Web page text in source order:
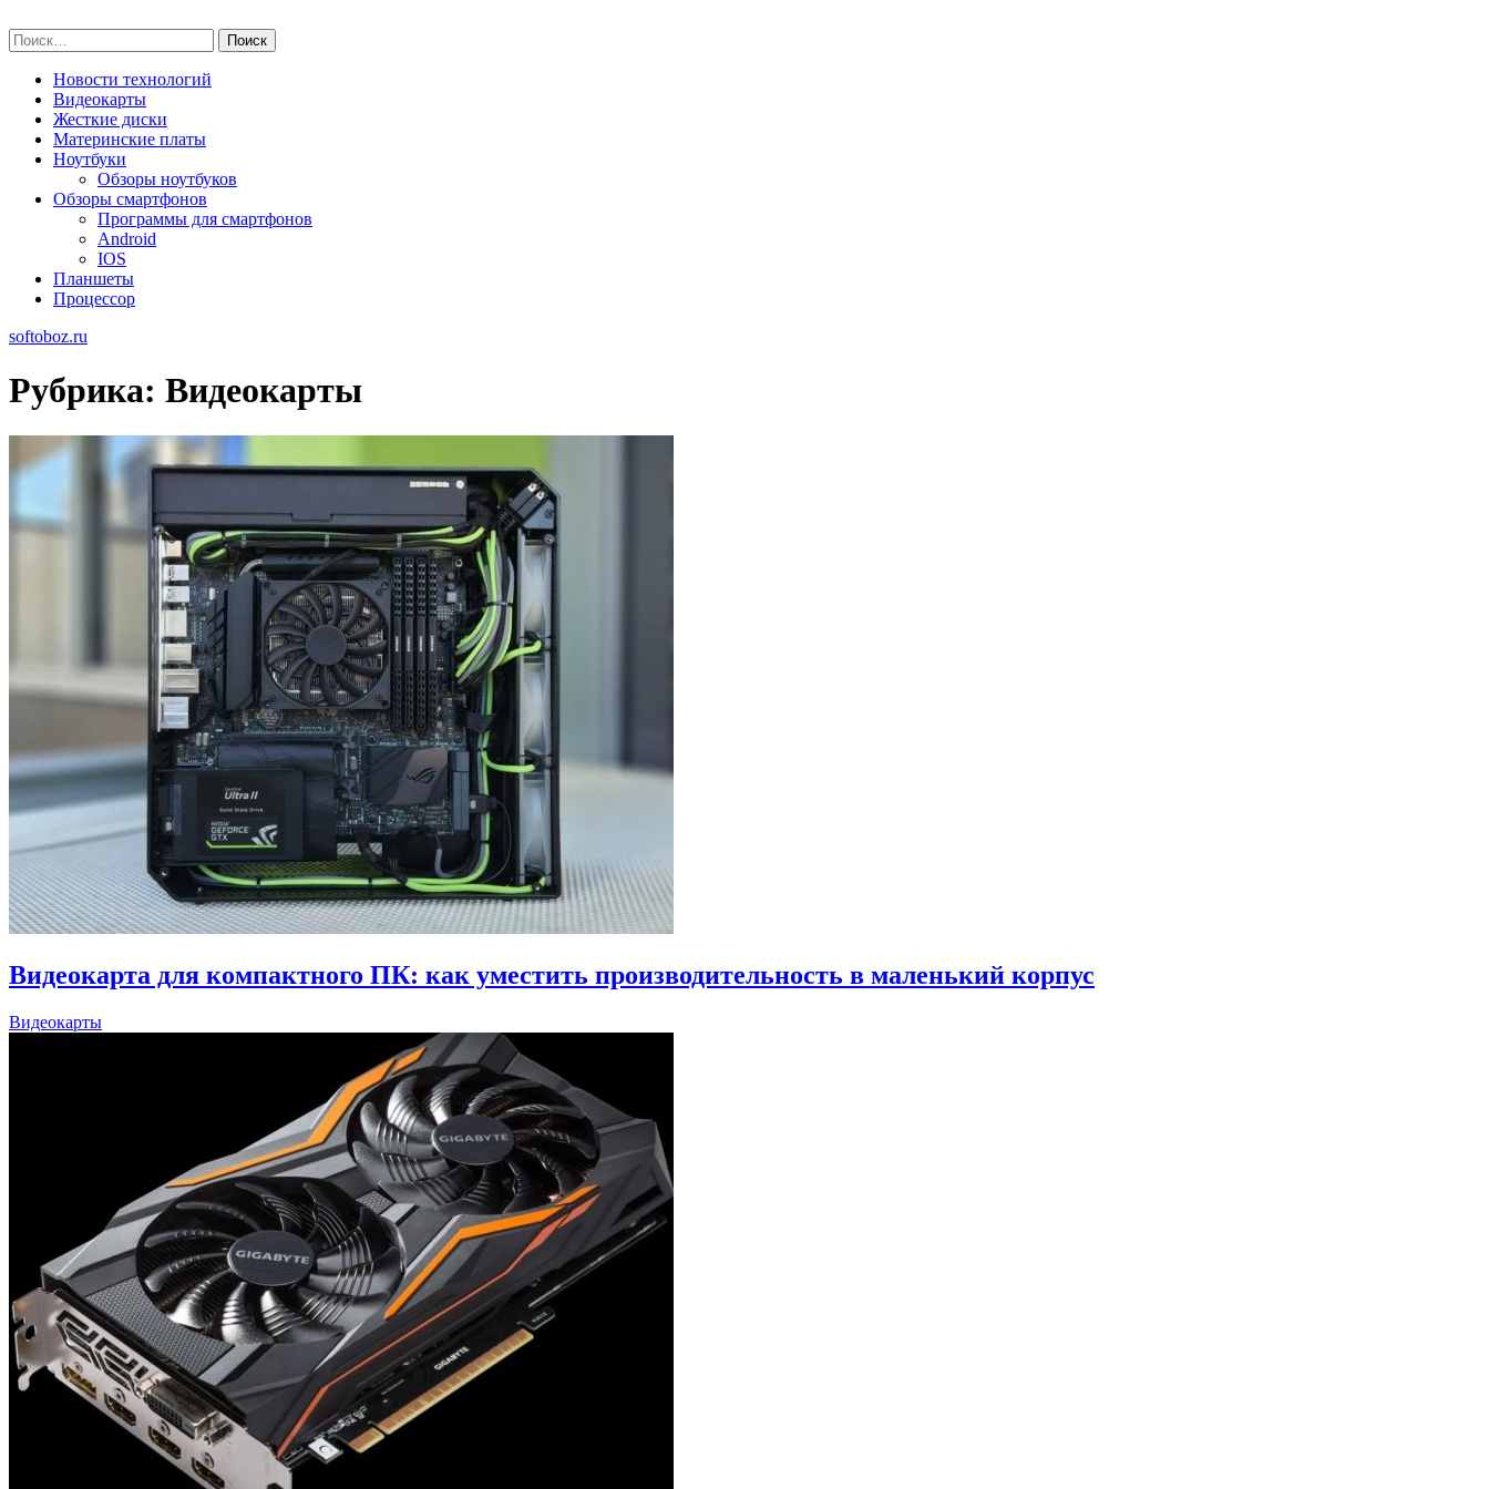
to
content
Найти:
Новости технологий
Видеокарты
Жесткие диски
Материнские платы
Ноутбуки
Обзоры ноутбуков
Обзоры смартфонов
Программы для смартфонов
Android
IOS
Планшеты
Процессор
softoboz.ru
Рубрика: Видеокарты
Видеокарта для компактного ПК: как уместить производительность в маленький корпус
Видеокарты